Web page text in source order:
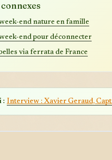
end nature en famille
end pour déconnecter
via ferrata de France
: Interview : Xavier Geraud,